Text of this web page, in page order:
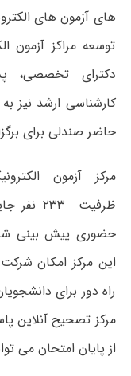
های آزمون های
توسعه مراکز آزمون
دکترای تخصصی،
کارشناسی ارشد نیز
حاضر صندلی برای
مرکز آزمون
ظرفیت
حضوری پیش بینی
این مرکز امکان
راه دور برای
مرکز تصحیح آنلاین
از پایان امتحان می